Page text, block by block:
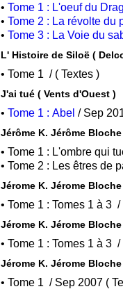
• Tome 1 : L'oeuf du
• Tome 2 : La révolte du
• Tome 3 : La Voie du
L' Histoire de
• Tome 1 / ( Textes )
J'ai tué ( Vents d'Ouest )
• Tome 1 : Abel
Jérôme K. Jérôme
Jérome K. Jérome
Jérome K. Jérome
Jérome K. Jérome
•